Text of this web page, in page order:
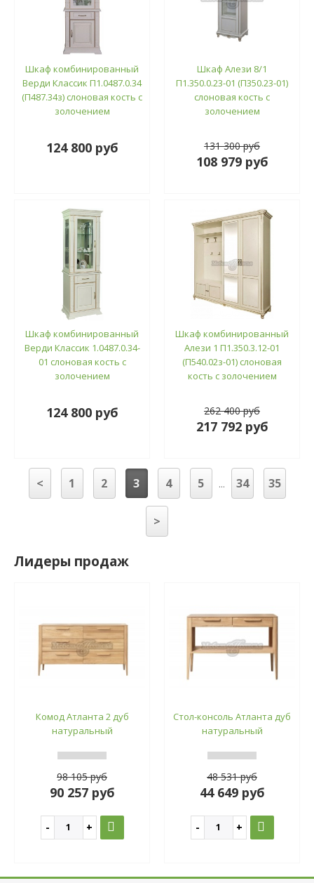
Шкаф комбинированный
Верди Классик П1.0487.0.34
(П487.34з) слоновая кость с
золочением
124 800 руб
Шкаф Алези 8/1
П1.350.0.23-01 (П350.23-01)
слоновая кость с
золочением
131 300 руб
108 979 руб
Шкаф комбинированный
Верди Классик 1.0487.0.34-
01 слоновая кость с
золочением
124 800 руб
Шкаф комбинированный
Алези 1 П1.350.3.12-01
(П540.02з-01) слоновая
кость с золочением
262 400 руб
217 792 руб
< 1 2 3 4 5 ... 34 35
>
Лидеры продаж
Комод Атланта 2 дуб
натуральный
98 105 руб
90 257 руб
Стол-консоль Атланта дуб
натуральный
48 531 руб
44 649 руб